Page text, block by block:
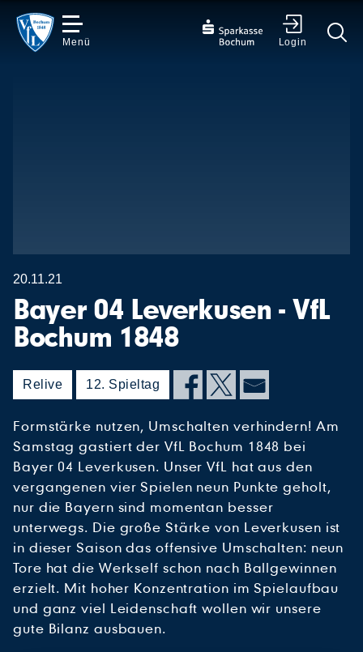
Menü Login
20.11.21
Bayer 04 Leverkusen - VfL
Bochum 1848
Relive 12. Spieltag
Formstärke nutzen, Umschalten verhindern! Am
Samstag gastiert der VfL Bochum 1848 bei
Bayer 04 Leverkusen. Unser VfL hat aus den
vergangenen vier Spielen neun Punkte geholt,
nur die Bayern sind momentan besser
unterwegs. Die große Stärke von Leverkusen ist
in dieser Saison das offensive Umschalten: neun
Tore hat die Werkself schon nach Ballgewinnen
erzielt. Mit hoher Konzentration im Spielaufbau
und ganz viel Leidenschaft wollen wir unsere
gute Bilanz ausbauen.